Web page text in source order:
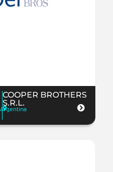
COOPER BROTHERS
S.R.L.
Argentina